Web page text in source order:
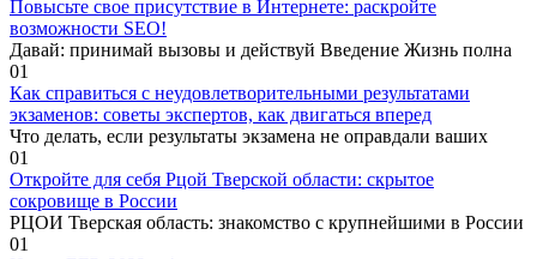
Повысьте свое присутствие в Интернете: раскройте
возможности SEO!
Давай: принимай вызовы и действуй Введение Жизнь полна
01
Как справиться с неудовлетворительными результатами
экзаменов: советы экспертов, как двигаться вперед
Что делать, если результаты экзамена не оправдали ваших
01
Откройте для себя Рцой Тверской области: скрытое
сокровище в России
РЦОИ Тверская область: знакомство с крупнейшими в России
01